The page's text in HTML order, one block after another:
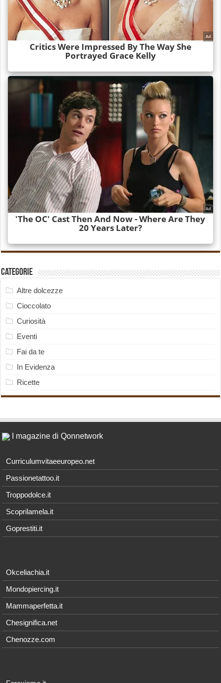
Categorie
Altre dolcezze
Cioccolato
Curiosità
Eventi
Fai da te
In Evidenza
Ricette
I magazine di Qonnetwork
Curriculumvitaeeuropeo.net
Passionetattoo.it
Troppodolce.it
Scoprilamela.it
Goprestiti.it
Okceliachia.it
Mondopiercing.it
Mammaperfetta.it
Chesignifica.net
Chenozze.com